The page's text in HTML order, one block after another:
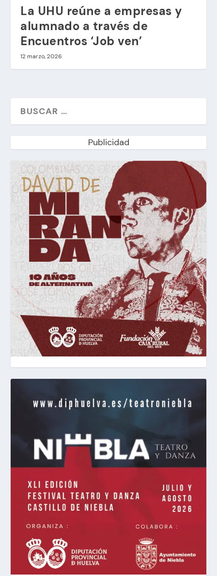
La UHU reúne a empresas y
alumnado a través de
Encuentros ‘Job ven’
12 marzo, 2026
Publicidad